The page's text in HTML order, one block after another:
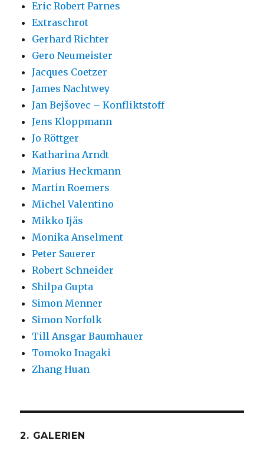
Eric Robert Parnes
Extraschrot
Gerhard Richter
Gero Neumeister
Jacques Coetzer
James Nachtwey
Jan Bejšovec – Konfliktstoff
Jens Kloppmann
Jo Röttger
Katharina Arndt
Marius Heckmann
Martin Roemers
Michel Valentino
Mikko Ijäs
Monika Anselment
Peter Sauerer
Robert Schneider
Shilpa Gupta
Simon Menner
Simon Norfolk
Till Ansgar Baumhauer
Tomoko Inagaki
Zhang Huan
2. GALERIEN